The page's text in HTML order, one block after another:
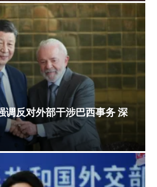
调反对外部干涉巴西事务 深